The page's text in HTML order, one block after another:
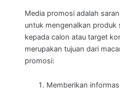
Media promosi adalah
untuk mengenalkan produk
kepada calon atau target
merupakan tujuan dari
promosi:
Memberikan